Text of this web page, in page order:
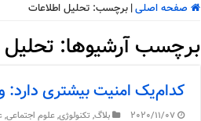
صفحه اصلی| برچسب: تحلیل اطلاعات
برچسب آرشیوها:
کدام‌یک امنیت بیشتری دارد:
2020/11/07 بلاگ, تکنولوژی,علوم اجتماعی,